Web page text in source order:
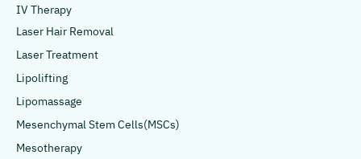
IV Therapy
Laser Hair Removal
Laser Treatment
Lipolifting
Lipomassage
Mesenchymal Stem Cells(MSCs)
Mesotherapy